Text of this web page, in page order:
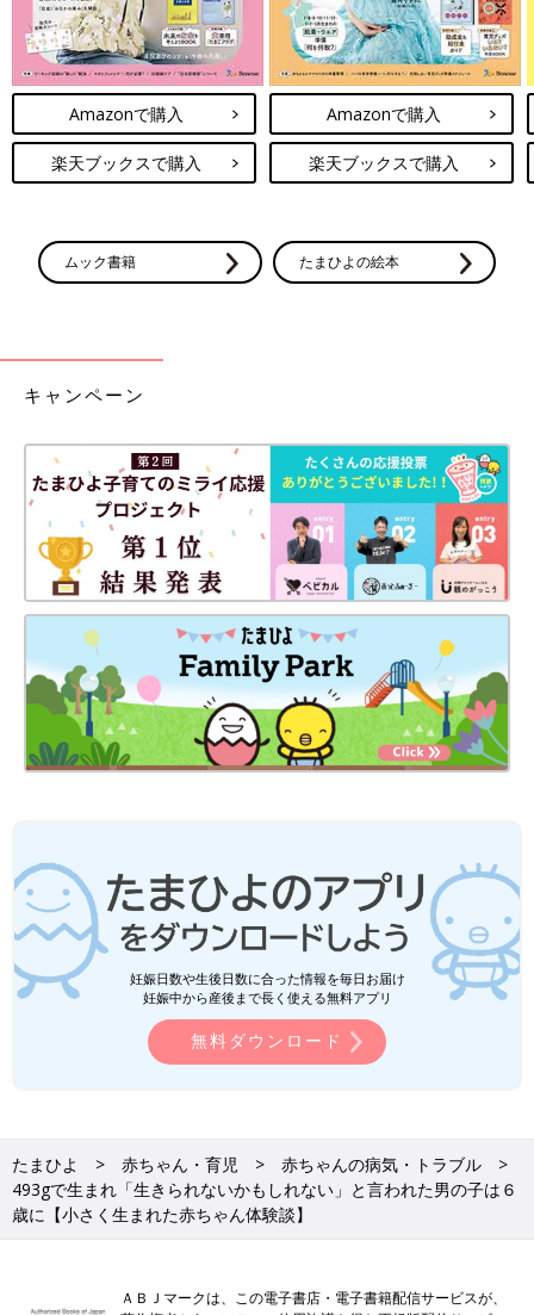
Amazonで購入
楽天ブックスで購入
Amazonで購入
楽天ブックスで購入
ムック書籍 たまひよの絵本
キャンペーン
妊娠日数や生後日数に合った情報を毎日お届け
妊娠中から産後まで長く使える無料アプリ
無料ダウンロード
たまひよ 赤ちゃん・育児
赤ちゃんの病気・トラブル
493gで生まれ「生きられないかもしれない」と言われた男の子は６
歳に【小さく生まれた赤ちゃん体験談】
ＡＢＪマークは、この電子書店・電子書籍配信サービスが、